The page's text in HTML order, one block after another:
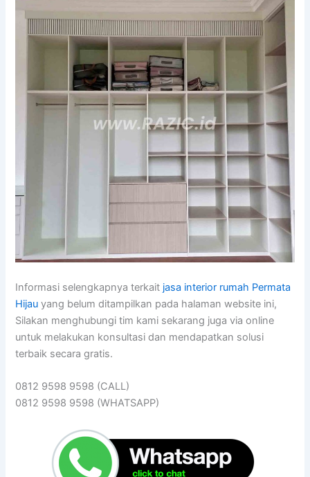
Informasi selengkapnya terkait jasa interior rumah Permata
Hijau yang belum ditampilkan pada halaman website ini,
Silakan menghubungi tim kami sekarang juga via online
untuk melakukan konsultasi dan mendapatkan solusi
terbaik secara gratis.
0812 9598 9598 (CALL)
0812 9598 9598 (WHATSAPP)